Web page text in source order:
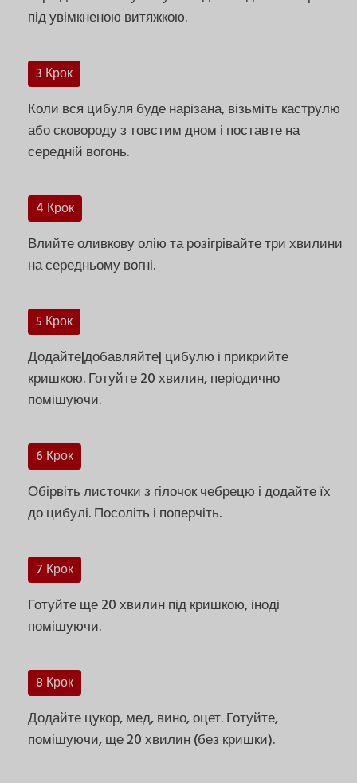
під увімкненою витяжкою.
3 Крок
Коли вся цибуля буде нарізана, візьміть каструлю
або сковороду з товстим дном і поставте на
середній вогонь.
4 Крок
Влийте оливкову олію та розігрівайте три хвилини
на середньому вогні.
5 Крок
Додайте|добавляйте| цибулю і прикрийте
кришкою. Готуйте 20 хвилин, періодично
помішуючи.
6 Крок
Обірвіть листочки з гілочок чебрецю і додайте їх
до цибулі. Посоліть і поперчіть.
7 Крок
Готуйте ще 20 хвилин під кришкою, іноді
помішуючи.
8 Крок
Додайте цукор, мед, вино, оцет. Готуйте,
помішуючи, ще 20 хвилин (без кришки).